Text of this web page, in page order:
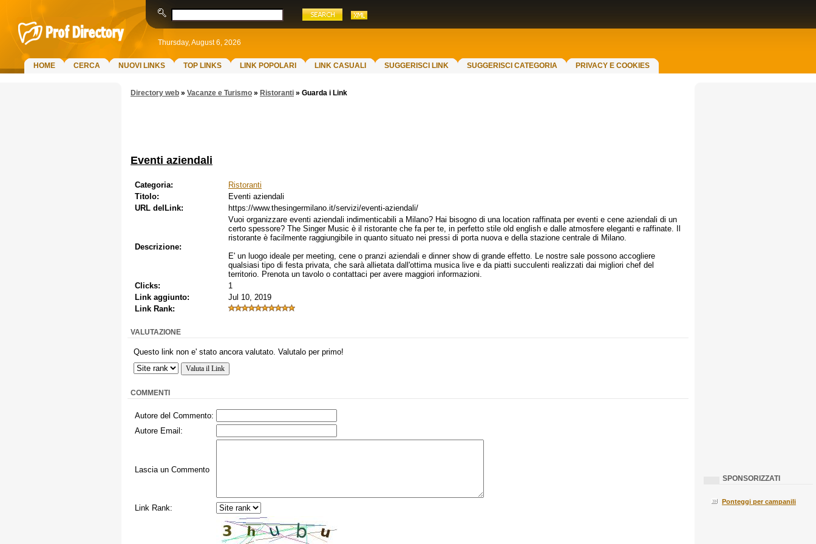
Thursday, August 6, 2026
HOME CERCA NUOVI LINKS TOP LINKS LINK POPOLARI LINK CASUALI SUGGERISCI LINK SUGGERISCI CATEGORIA PRIVACY E COOKIES
Directory web » Vacanze e Turismo » Ristoranti » Guarda i Link
Eventi aziendali
Categoria:
Ristoranti
Titolo:
Eventi aziendali
URL delLink:
https://www.thesingermilano.it/servizi/eventi-aziendali/
Descrizione:
Vuoi organizzare eventi aziendali indimenticabili a Milano? Hai bisogno di una location raffinata per eventi e cene aziendali di un
certo spessore? The Singer Music è il ristorante che fa per te, in perfetto stile old english e dalle atmosfere eleganti e raffinate. Il
ristorante è facilmente raggiungibile in quanto situato nei pressi di porta nuova e della stazione centrale di Milano.
E' un luogo ideale per meeting, cene o pranzi aziendali e dinner show di grande effetto. Le nostre sale possono accogliere
qualsiasi tipo di festa privata, che sarà allietata dall'ottima musica live e da piatti succulenti realizzati dai migliori chef del
territorio. Prenota un tavolo o contattaci per avere maggiori informazioni.
Clicks:
1
Link aggiunto:
Jul 10, 2019
Link Rank:
VALUTAZIONE
Questo link non e' stato ancora valutato. Valutalo per primo!
COMMENTI
Autore del Commento:
Autore Email:
Lascia un Commento
Link Rank:
SPONSORIZZATI
Ponteggi per campanili